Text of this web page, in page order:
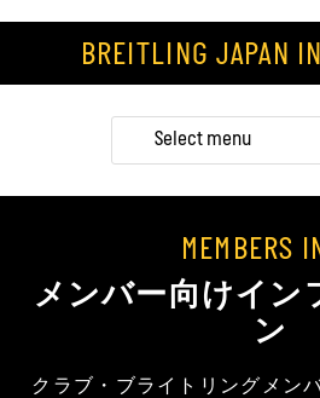
BREITLING JAPAN
MEMBERS
メンバー向けイン
ン
クラブ・ブライトリングメン